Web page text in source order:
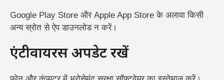
Google Play Store और Apple App Store के अलावा किसी
अन्य स्रोत से ऐप डाउनलोड न करें।
एंटीवायरस अपडेट रखें